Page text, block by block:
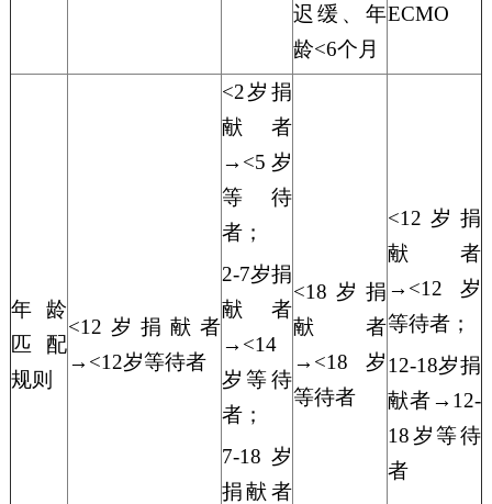
迟缓 、年
龄<6个月
ECMO
年龄
匹配
规则
<12岁捐献者
→<12岁等待者
<2岁 捐
献者
→<5 岁
等待
者；
2-7岁捐
献者
→<14
岁等待
者；
7-18岁
捐献者
<18岁捐
献者
→<18岁
等待者
<12岁 捐
献者
→<12岁
等待者；
12-18岁捐
献者→12-
18岁等待
者